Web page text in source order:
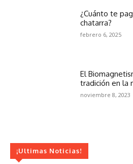
¿Cuánto te
chatarra?
febrero 6, 2025
El
tradición en la
noviembre 8, 2023
¡Ultimas Noticias!